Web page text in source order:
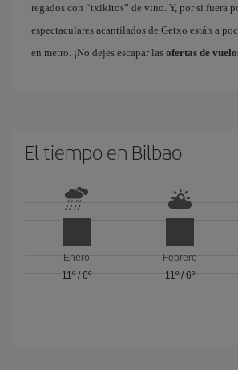
regados con “txikitos” de vino. Y, por si fuera
espectaculares acantilados de Getxo están a
en metro. ¡No dejes escapar las ofertas de
El tiempo en Bilbao
Enero
11º/ 6º
Febrero
11º/ 6º